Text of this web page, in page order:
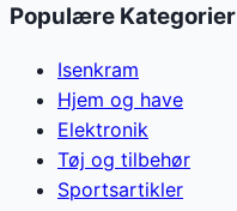
Populære Kategorier
Isenkram
Hjem og have
Elektronik
Tøj og tilbehør
Sportsartikler